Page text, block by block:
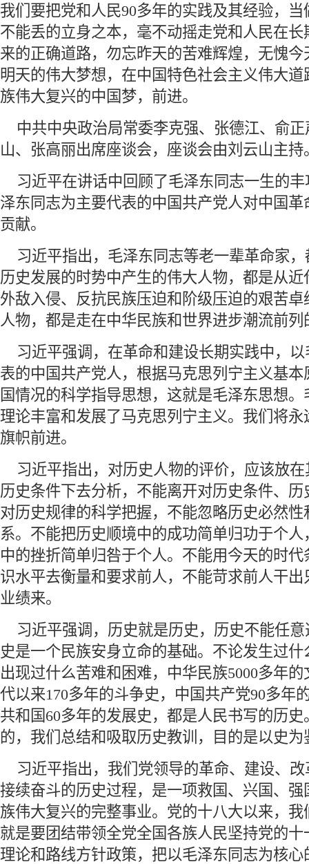
我们要把党和人民90多年的实践及其经验，
不能丢的立身之本，毫不动摇走党和人民在
来的正确道路，勿忘昨天的苦难辉煌，无愧
明天的伟大梦想，在中国特色社会主义伟大
族伟大复兴的中国梦，前进。
中共中央政治局常委李克强、张德江、俞正
山、张高丽出席座谈会，座谈会由刘云山主持
习近平在讲话中回顾了毛泽东同志一生的丰
泽东同志为主要代表的中国共产党人对中国
贡献。
习近平指出，毛泽东同志等老一辈革命家，
历史发展的时势中产生的伟大人物，都是从
外敌入侵、反抗民族压迫和阶级压迫的艰苦
人物，都是走在中华民族和世界进步潮流前列
习近平强调，在革命和建设长期实践中，以
表的中国共产党人，根据马克思列宁主义基
国情况的科学指导思想，这就是毛泽东思想
理论丰富和发展了马克思列宁主义。我们将
旗帜前进。
习近平指出，对历史人物的评价，应该放在
历史条件下去分析，不能离开对历史条件、
对历史规律的科学把握，不能忽略历史必然
系。不能把历史顺境中的成功简单归功于个
中的挫折简单归咎于个人。不能用今天的时
识水平去衡量和要求前人，不能苛求前人干
业绩来。
习近平强调，历史就是历史，历史不能任意
史是一个民族安身立命的基础。不论发生过
出现过什么苦难和困难，中华民族5000多年
代以来170多年的斗争史，中国共产党90多年
共和国60多年的发展史，都是人民书写的历
的，我们总结和吸取历史教训，目的是以史
习近平指出，我们党领导的革命、建设、改
接续奋斗的历史过程，是一项救国、兴国、
族伟大复兴的完整事业。党的十八大以来，
就是要团结带领全党全国各族人民坚持党的
理论和路线方针政策，把以毛泽东同志为核